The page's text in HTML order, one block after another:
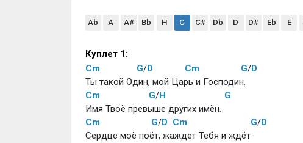
Ab A A# Bb H C C# Db D D# Eb E
Куплет 1:
Cm
G/D Cm G/D
Ты такой Один, мой Царь и Господин.
Cm
G/H
G
Имя Твоё превыше других имён.
Cm
G/D Cm G/D
Сердце моё поёт, жаждет Тебя и ждёт